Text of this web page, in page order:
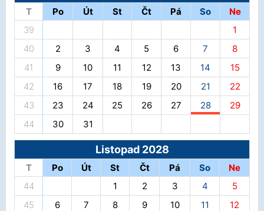
T Po Út St Čt Pá So
Ne
39
1
40
2 3 4 5 6 7
8
41
9 10 11 12 13 14
15
42
16 17 18 19 20 21
22
43
23 24 25 26 27 28
29
44
30 31
Listopad 2028
T Po Út St Čt Pá So
Ne
44
1 2 3 4
5
45
6 7 8 9 10 11
12